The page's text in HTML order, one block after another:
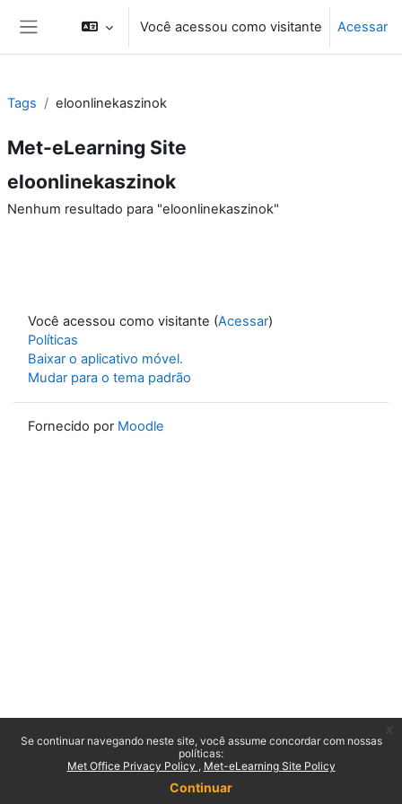
Ir para o conteúdo principal
Se continuar navegando neste site, você assume concordar com nossas
políticas:
Met Office Privacy Policy
Met-eLearning Site Policy
Continuar
Você acessou como visitante Acessar
Tags eloonlinekaszinok
Met-eLearning Site
eloonlinekaszinok
Nenhum resultado para "eloonlinekaszinok"
Você acessou como visitante (Acessar)
Políticas
Baixar o aplicativo móvel.
Mudar para o tema padrão
Fornecido por Moodle